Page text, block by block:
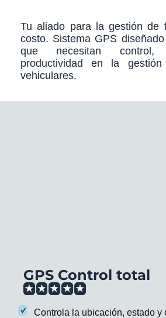
Tu aliado para la gestión de
costo. Sistema GPS
que necesitan
productividad en la
vehiculares.
GPS Control total
Controla la ubicación, estado y